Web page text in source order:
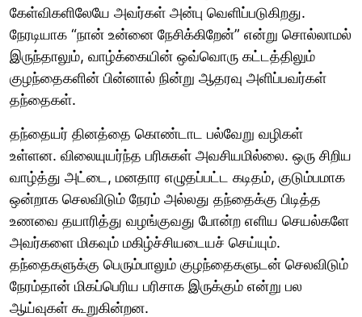
கேள்விகளிலேயே அவர்கள் அன்பு வெளிப்படுகிறது.
நேரடியாக “நான் உன்னை நேசிக்கிறேன்” என்று சொல்லாமல்
இருந்தாலும், வாழ்க்கையின் ஒவ்வொரு கட்டத்திலும்
குழந்தைகளின் பின்னால் நின்று ஆதரவு அளிப்பவர்கள்
தந்தைகள்.
தந்தையர் தினத்தை கொண்டாட பல்வேறு வழிகள்
உள்ளன. விலையுயர்ந்த பரிசுகள் அவசியமில்லை. ஒரு சிறிய
வாழ்த்து அட்டை, மனதார எழுதப்பட்ட கடிதம், குடும்பமாக
ஒன்றாக செலவிடும் நேரம் அல்லது தந்தைக்கு பிடித்த
உணவை தயாரித்து வழங்குவது போன்ற எளிய செயல்களே
அவர்களை மிகவும் மகிழ்ச்சியடையச் செய்யும்.
தந்தைகளுக்கு பெரும்பாலும் குழந்தைகளுடன் செலவிடும்
நேரம்தான் மிகப்பெரிய பரிசாக இருக்கும் என்று பல
ஆய்வுகள் கூறுகின்றன.